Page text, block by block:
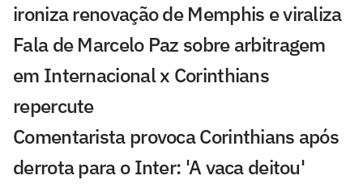
ironiza renovação de Memphis e viraliza
Fala de Marcelo Paz sobre arbitragem
em Internacional x Corinthians
repercute
Comentarista provoca Corinthians após
derrota para o Inter: 'A vaca deitou'